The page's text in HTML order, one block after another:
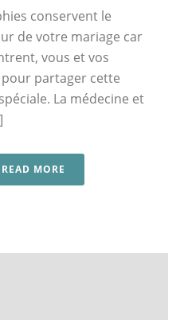
conservent le
de votre mariage car
vous et vos
partager cette
La médecine et
READ MORE